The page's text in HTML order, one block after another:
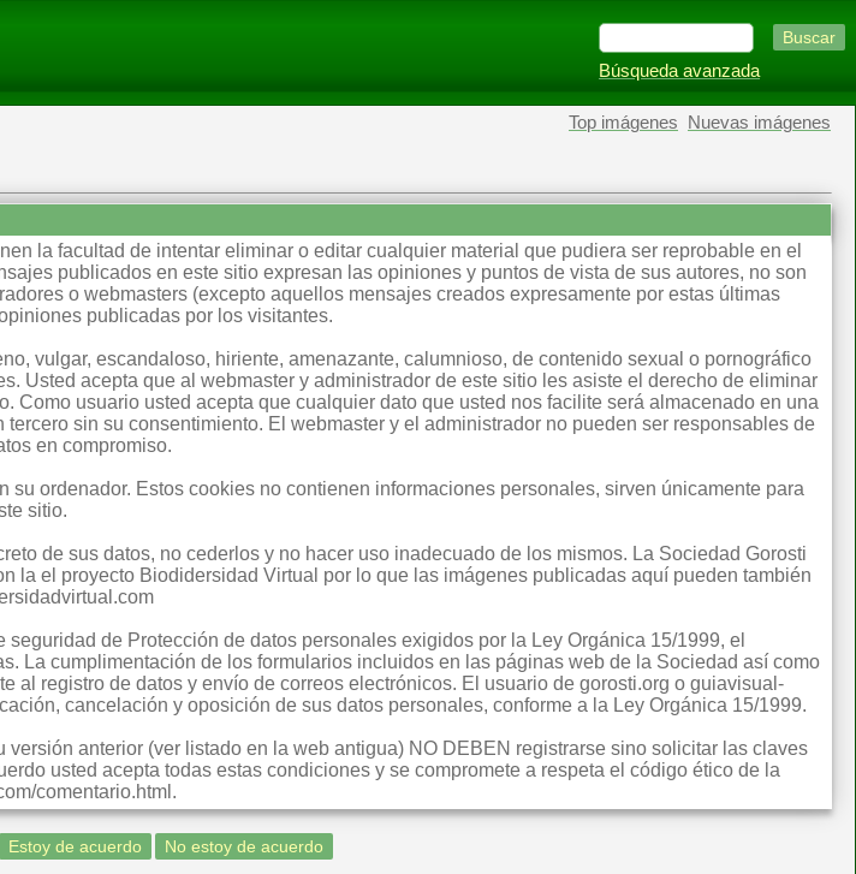
Búsqueda avanzada
Top imágenes Nuevas imágenes
la facultad de intentar eliminar o editar cualquier material que pudiera ser reprobable en el
publicados en este sitio expresan las opiniones y puntos de vista de sus autores, no son
o webmasters (excepto aquellos mensajes creados expresamente por estas últimas
publicadas por los visitantes.
vulgar, escandaloso, hiriente, amenazante, calumnioso, de contenido sexual o pornográfico
Usted acepta que al webmaster y administrador de este sitio les asiste el derecho de eliminar
Como usuario usted acepta que cualquier dato que usted nos facilite será almacenado en una
sin su consentimiento. El webmaster y el administrador no pueden ser responsables de
en compromiso.
ordenador. Estos cookies no contienen informaciones personales, sirven únicamente para
sitio.
de sus datos, no cederlos y no hacer uso inadecuado de los mismos. La Sociedad Gorosti
la el proyecto Biodidersidad Virtual por lo que las imágenes publicadas aquí pueden también
de Protección de datos personales exigidos por la Ley Orgánica 15/1999, el
La cumplimentación de los formularios incluidos en las páginas web de la Sociedad así como
al registro de datos y envío de correos electrónicos. El usuario de gorosti.org o guiavisual-
cancelación y oposición de sus datos personales, conforme a la Ley Orgánica 15/1999.
anterior (ver listado en la web antigua) NO DEBEN registrarse sino solicitar las claves
usted acepta todas estas condiciones y se compromete a respeta el código ético de la
comentario.html.